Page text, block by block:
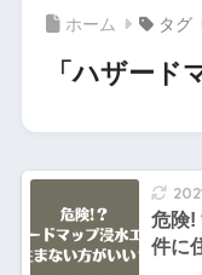
ホーム タグ
「ハザード
危険!
件に